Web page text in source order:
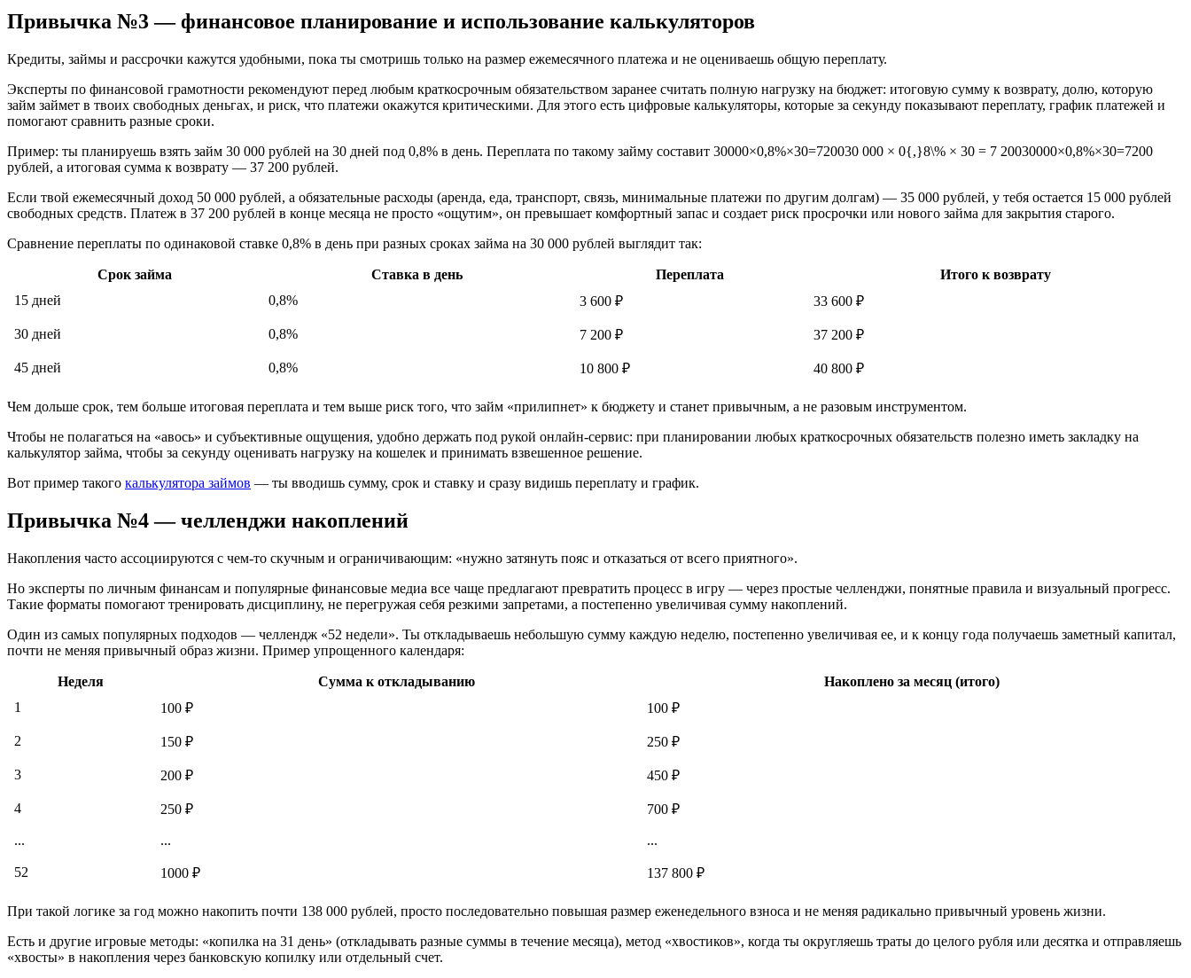
Привычка №3 — финансовое планирование и использование калькуляторов
Кредиты, займы и рассрочки кажутся удобными, пока ты смотришь только на размер ежемесячного платежа и не оцениваешь общую переплату.
Эксперты по финансовой грамотности рекомендуют перед любым краткосрочным обязательством заранее считать полную нагрузку на бюджет: итоговую сумму к возврату, долю, которую
займ займет в твоих свободных деньгах, и риск, что платежи окажутся критическими. Для этого есть цифровые калькуляторы, которые за секунду показывают переплату, график платежей и
помогают сравнить разные сроки.
Пример: ты планируешь взять займ 30 000 рублей на 30 дней под 0,8% в день. Переплата по такому займу составит 30000×0,8%×30=720030 000 × 0{,}8\% × 30 = 7 20030000×0,8%×30=7200
рублей, а итоговая сумма к возврату — 37 200 рублей.
Если твой ежемесячный доход 50 000 рублей, а обязательные расходы (аренда, еда, транспорт, связь, минимальные платежи по другим долгам) — 35 000 рублей, у тебя остается 15 000 рублей
свободных средств. Платеж в 37 200 рублей в конце месяца не просто «ощутим», он превышает комфортный запас и создает риск просрочки или нового займа для закрытия старого.
Сравнение переплаты по одинаковой ставке 0,8% в день при разных сроках займа на 30 000 рублей выглядит так:
Срок займа Ставка в день Переплата
Итого к возврату
15 дней
0,8% 3 600 ₽ 33 600 ₽
30 дней 0,8% 7 200 ₽ 37 200 ₽
45 дней 0,8% 10 800 ₽ 40 800 ₽
Чем дольше срок, тем больше итоговая переплата и тем выше риск того, что займ «прилипнет» к бюджету и станет привычным, а не разовым инструментом.
Чтобы не полагаться на «авось» и субъективные ощущения, удобно держать под рукой онлайн‑сервис: при планировании любых краткосрочных обязательств полезно иметь закладку на
калькулятор займа, чтобы за секунду оценивать нагрузку на кошелек и принимать взвешенное решение.
Вот пример такого калькулятора займов — ты вводишь сумму, срок и ставку и сразу видишь переплату и график.
Привычка №4 — челленджи накоплений
Накопления часто ассоциируются с чем-то скучным и ограничивающим: «нужно затянуть пояс и отказаться от всего приятного».
Но эксперты по личным финансам и популярные финансовые медиа все чаще предлагают превратить процесс в игру — через простые челленджи, понятные правила и визуальный прогресс.
Такие форматы помогают тренировать дисциплину, не перегружая себя резкими запретами, а постепенно увеличивая сумму накоплений.
Один из самых популярных подходов — челлендж «52 недели». Ты откладываешь небольшую сумму каждую неделю, постепенно увеличивая ее, и к концу года получаешь заметный капитал,
почти не меняя привычный образ жизни. Пример упрощенного календаря:
Неделя Сумма к откладыванию
Накоплено за месяц (итого)
1
100 ₽ 100 ₽
2 150 ₽ 250 ₽
3 200 ₽ 450 ₽
4 250 ₽ 700 ₽
... ... ...
52 1000 ₽ 137 800 ₽
При такой логике за год можно накопить почти 138 000 рублей, просто последовательно повышая размер еженедельного взноса и не меняя радикально привычный уровень жизни.
Есть и другие игровые методы: «копилка на 31 день» (откладывать разные суммы в течение месяца), метод «хвостиков», когда ты округляешь траты до целого рубля или десятка и отправляешь
«хвосты» в накопления через банковскую копилку или отдельный счет.